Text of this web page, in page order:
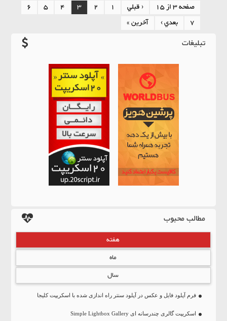
صفحه 3 از 15 ‹ قبلي 1
2
3
4
5
6
7
بعدي › آخرين »
تبلیغات
مطالب محبوب
هفته
ماه
سال
فرم آپلود فایل و عکس در آپلود سنتر راه اندازی شده با اسکریپت کلیجا
اسکریپت گالری چندرسانه ای Simple Lightbox Gallery